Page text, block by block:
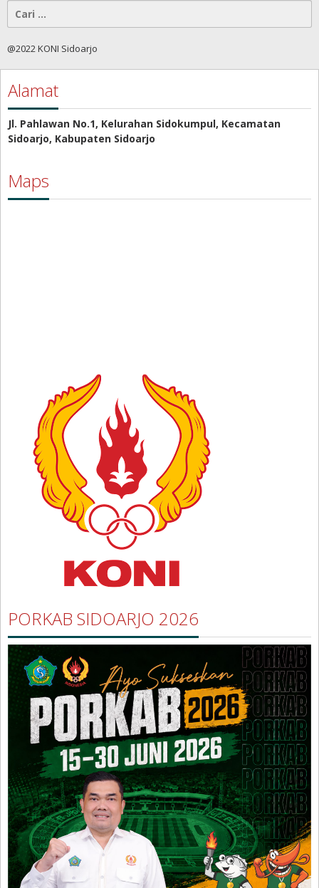
Cari
untuk:
@2022 KONI Sidoarjo
Alamat
Jl. Pahlawan No.1, Kelurahan Sidokumpul, Kecamatan
Sidoarjo, Kabupaten Sidoarjo
Maps
PORKAB SIDOARJO 2026